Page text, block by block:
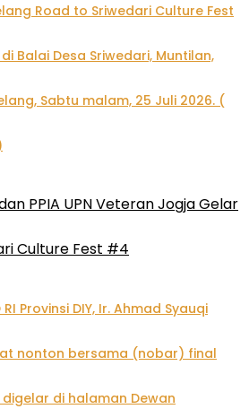
PPIA UPN Veteran Jogja Gelar
Culture Fest #4